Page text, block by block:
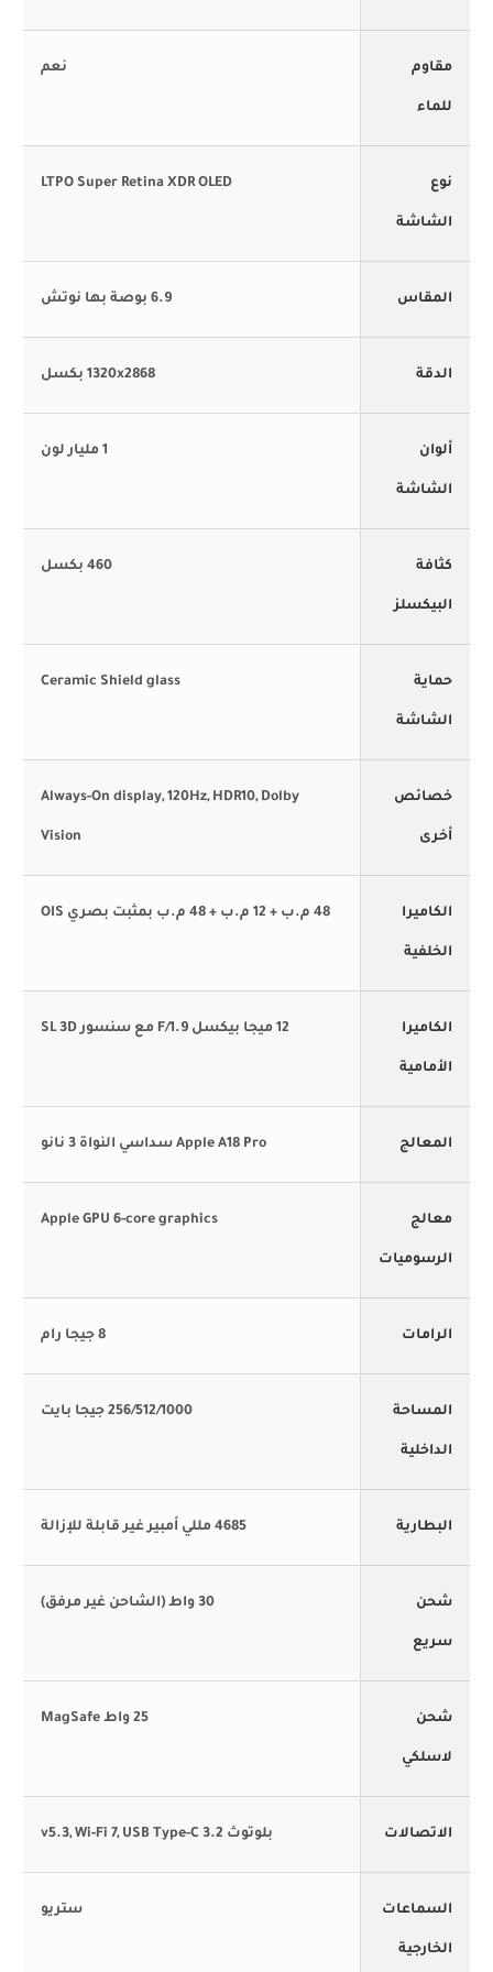
مقاوم
للماء
نعم
نوع
الشاشة
LTPO Super Retina XDR OLED
المقاس 6.9 بوصة بها نوتش
الدقة 1320x2868 بكسل
ألوان
الشاشة
1 مليار لون
كثافة
البيكسلز
460 بكسل
حماية
الشاشة
Ceramic Shield glass
خصائص
أخرى
Always-On display, 120Hz, HDR10, Dolby
Vision
الكاميرا
الخلفية
48 م.ب + 12 م.ب + 48 م.ب بمثبت بصري OIS
الكاميرا
الأمامية
12 ميجا بيكسل F/1.9 مع سنسور SL 3D
المعالج Apple A18 Pro سداسي النواة 3 نانو
معالج
الرسوميات
Apple GPU 6-core graphics
الرامات 8 جيجا رام
المساحة
الداخلية
256/512/1000 جيجا بايت
البطارية 4685 مللي أمبير غير قابلة للإزالة
شحن
سريع
30 واط (الشاحن غير مرفق)
شحن
لاسلكي
25 واط MagSafe
الاتصالات بلوتوث v5.3, Wi-Fi 7, USB Type-C 3.2
السماعات
الخارجية
ستريو